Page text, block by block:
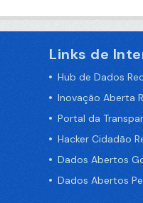
Links de
Hub de Dados
Inovação Aberta
Portal da
Hacker Cidadão
Dados Abertos
Dados Abertos